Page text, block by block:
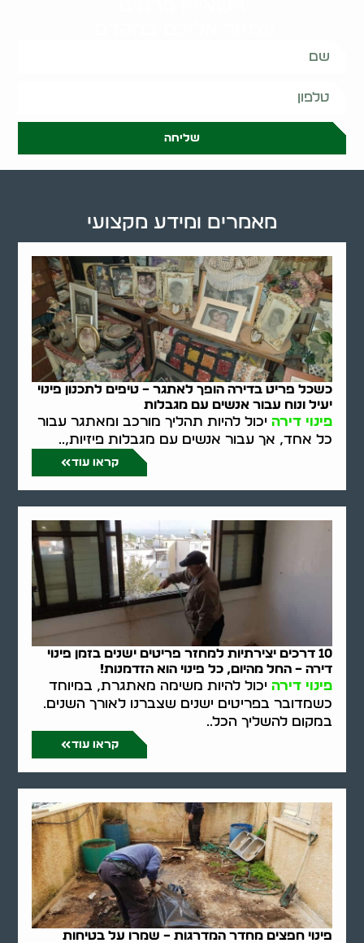
שליחה
כשכל פריט בדירה הופך לאתגר – טיפים לתכנון פינוי
יעיל ונוח עבור אנשים עם מגבלות
פינוי דירה יכול להיות תהליך מורכב ומאתגר עבור
כל אחד, אך עבור אנשים עם מגבלות פיזיות,..
קראו עוד
10 דרכים יצירתיות למחזר פריטים ישנים בזמן פינוי
דירה – החל מהיום, כל פינוי הוא הזדמנות!
פינוי דירה יכול להיות משימה מאתגרת, במיוחד
כשמדובר בפריטים ישנים שצברנו לאורך השנים.
במקום להשליך הכל..
קראו עוד
פינוי חפצים מחדר המדרגות – שמרו על בטיחות
מאמרים ומידע מקצועי